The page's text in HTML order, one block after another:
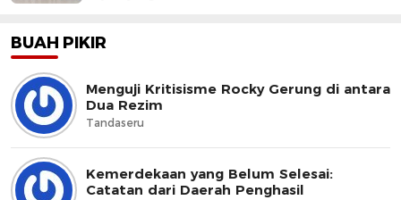
BUAH PIKIR
Menguji Kritisisme Rocky Gerung di antara
Dua Rezim
Tandaseru
Kemerdekaan yang Belum Selesai:
Catatan dari Daerah Penghasil